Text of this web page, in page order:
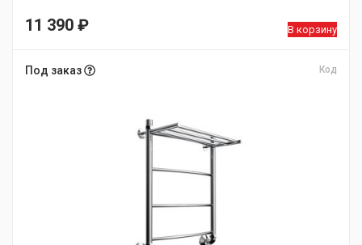
11 390 ₽ В корзину
Под заказ Код